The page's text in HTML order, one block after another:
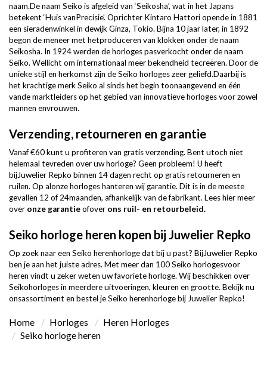
naam.De naam Seiko is afgeleid van ‘Seikosha’, wat in het Japans
betekent ‘Huis vanPrecisie’. Oprichter Kintaro Hattori opende in 1881
een sieradenwinkel in dewijk Ginza, Tokio. Bijna 10 jaar later, in 1892
begon de meneer met hetproduceren van klokken onder de naam
Seikosha. In 1924 werden de horloges pasverkocht onder de naam
Seiko. Wellicht om internationaal meer bekendheid tecreëren. Door de
unieke stijl en herkomst zijn de Seiko horloges zeer geliefd.Daarbij is
het krachtige merk Seiko al sinds het begin toonaangevend en één
vande marktleiders op het gebied van innovatieve horloges voor zowel
mannen envrouwen.
Verzending, retourneren en garantie
Vanaf €60 kunt u profiteren van gratis verzending. Bent utoch niet
helemaal tevreden over uw horloge? Geen probleem! U heeft
bijJuwelier Repko binnen 14 dagen recht op gratis retourneren en
ruilen. Op alonze horloges hanteren wij garantie. Dit is in de meeste
gevallen 12 of 24maanden, afhankelijk van de fabrikant. Lees hier meer
over onze garantieofover ons ruil- en retourbeleid.
Seiko horloge heren kopen bij Juwelier Repko
Op zoek naar een Seiko herenhorloge dat bij u past? BijJuwelier Repko
ben je aan het juiste adres. Met meer dan 100 Seiko horlogesvoor
heren vindt u zeker weten uw favoriete horloge. Wij beschikken over
Seikohorloges in meerdere uitvoeringen, kleuren en grootte. Bekijk nu
onsassortiment en bestel je Seiko herenhorloge bij Juwelier Repko!
Home Horloges
Heren Horloges
Seiko horloge heren